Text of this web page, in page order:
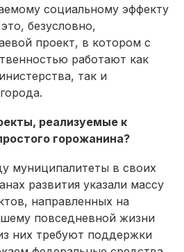
социальному эффекту
безусловно,
проект, в котором с
работают как
так и
реализуемые к
горожанина?
муниципалитеты в своих
развития указали массу
направленных на
повседневной жизни
них требуют поддержки